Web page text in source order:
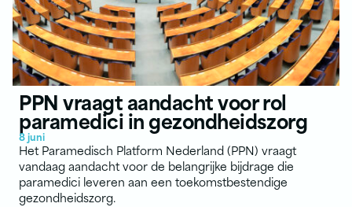
PPN vraagt aandacht voor rol
paramedici in gezondheidszorg
8 juni
Het Paramedisch Platform Nederland (PPN) vraagt
vandaag aandacht voor de belangrijke bijdrage die
paramedici leveren aan een toekomstbestendige
gezondheidszorg.